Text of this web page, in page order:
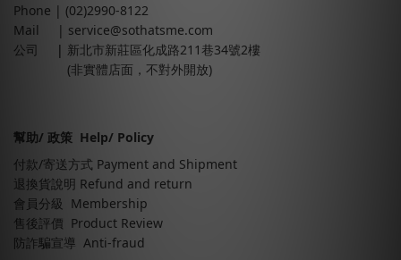
Phone | (02)2990-8122
Mail | service@sothatsme.com
公司
| 新北市新莊區化成路211巷34號2樓
(非實體店面，不對外開放)
幫助/ 政策 Help/ Policy
付款/寄送方式 Payment and Shipment
退換貨說明 Refund and return
會員分級 Membership
售後評價 Product Review
防詐騙宣導 Anti-fraud